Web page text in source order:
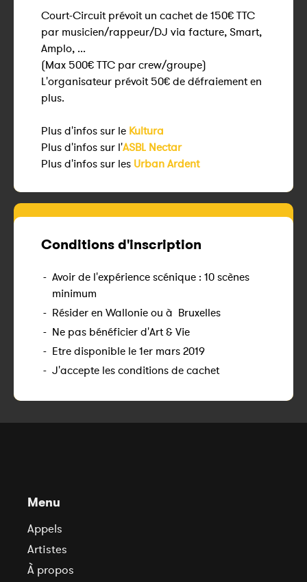
Court-Circuit prévoit un cachet de 150€ TTC
par musicien/rappeur/DJ via facture, Smart,
Amplo, ...
(Max 500€ TTC par crew/groupe)
L'organisateur prévoit 50€ de défraiement en
plus.
Plus d'infos sur le Kultura
Plus d'infos sur l'ASBL Nectar
Plus d'infos sur les Urban Ardent
Conditions d'inscription
- Avoir de l'expérience scénique : 10 scènes
minimum
- Résider en Wallonie ou à Bruxelles
- Ne pas bénéficier d'Art & Vie
- Etre disponible le 1er mars 2019
- J'accepte les conditions de cachet
Menu
Appels
Artistes
À propos